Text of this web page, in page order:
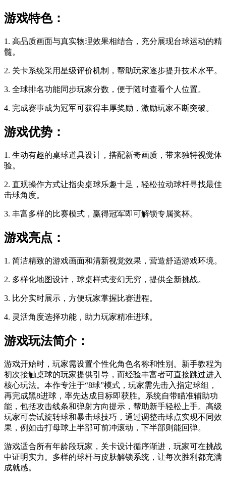
游戏特色：
1. 高品质画面与真实物理效果相结合，充分展现台球运动的精
髓。
2. 关卡系统采用星级评价机制，帮助玩家逐步提升技术水平。
3. 全球排名功能同步玩家分数，便于随时查看个人位置。
4. 完成赛事成为冠军可获得丰厚奖励，激励玩家不断突破。
游戏优势：
1. 生动有趣的桌球道具设计，搭配新奇画质，带来独特视觉体
验。
2. 直观操作方式让指尖桌球乐趣十足，轻松拉动球杆寻找最佳
击球角度。
3. 丰富多样的比赛模式，赢得冠军即可解锁专属奖杯。
游戏亮点：
1. 简洁精致的游戏画面和清新视觉效果，营造舒适游戏环境。
2. 多样化地图设计，球桌样式变幻无穷，提供全新挑战。
3. 比分实时展示，方便玩家掌握比赛进程。
4. 灵活角度选择功能，助力玩家精准进球。
游戏玩法简介：
游戏开始时，玩家需设置个性化角色名称和性别。新手教程为
初次接触桌球的玩家提供引导，而经验丰富者可直接跳过进入
核心玩法。本作专注于“8球”模式，玩家需先击入指定球组，
再完成黑8进球，率先达成目标即获胜。系统自带瞄准辅助功
能，包括攻击线条和弹射方向提示，帮助新手轻松上手。高级
玩家可尝试旋转球和暴击球技巧，通过调整击球点实现不同效
果，例如击打母球上半部可前冲滚动，下半部则能回弹。
游戏适合所有年龄段玩家，关卡设计循序渐进，玩家可在挑战
中证明实力。多样的球杆与皮肤解锁系统，让每次胜利都充满
成就感。